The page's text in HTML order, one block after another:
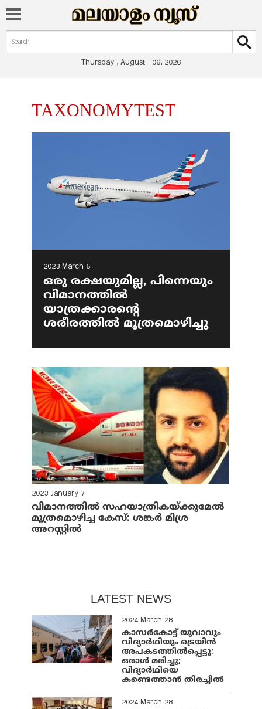
Search form
Search
Thursday , August 06, 2026
You are here
TAXONOMYTEST
2023 March 5
ഒരു രക്ഷയുമില്ല, പിന്നെയും
വിമാനത്തില്‍
യാത്രക്കാരന്റെ
ശരീരത്തില്‍ മൂത്രമൊഴിച്ചു
2023 January 7
വിമാനത്തില്‍ സഹയാത്രികയ്ക്കുമേല്‍
മൂത്രമൊഴിച്ച കേസ്: ശങ്കര്‍ മിശ്ര
അറസ്റ്റില്‍
LATEST NEWS
2024 March 28
കാസർകോട്ട് യുവാവും
വിദ്യാർഥിയും ട്രെയിൻ
അപകടത്തിൽപ്പെട്ടു;
ഒരാൾ മരിച്ചു;
വിദ്യാർഥിയെ
കണ്ടെത്താൻ തിരച്ചിൽ
2024 March 28